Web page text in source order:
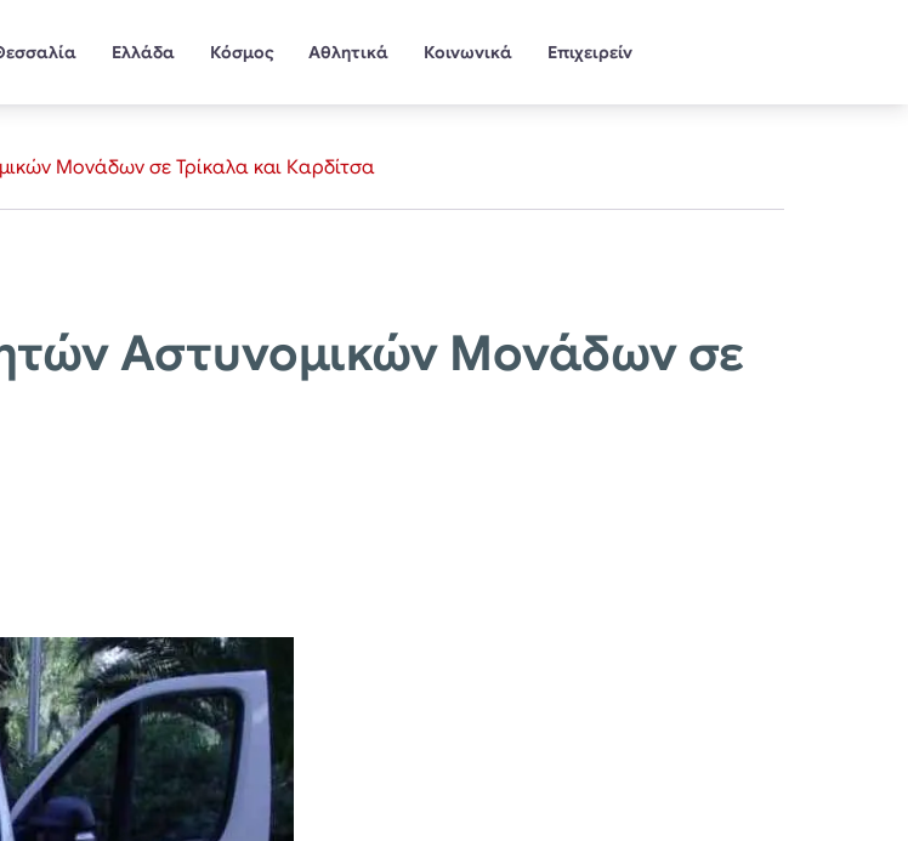
Ελλάδα Κόσμος Αθλητικά Κοινωνικά Επιχειρείν
Μονάδων σε Τρίκαλα και Καρδίτσα
Αστυνομικών Μονάδων σε